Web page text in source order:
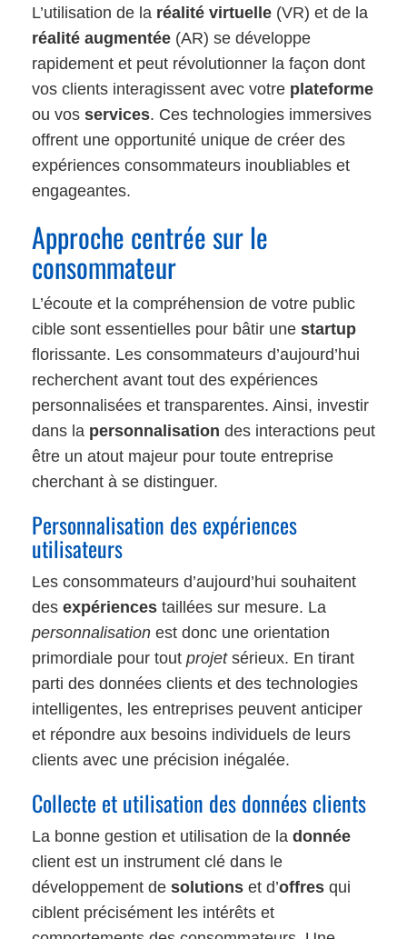
L’utilisation de la réalité virtuelle (VR) et de la
réalité augmentée (AR) se développe
rapidement et peut révolutionner la façon dont
vos clients interagissent avec votre plateforme
ou vos services. Ces technologies immersives
offrent une opportunité unique de créer des
expériences consommateurs inoubliables et
engageantes.
Approche centrée sur le
consommateur
L’écoute et la compréhension de votre public
cible sont essentielles pour bâtir une startup
florissante. Les consommateurs d’aujourd’hui
recherchent avant tout des expériences
personnalisées et transparentes. Ainsi, investir
dans la personnalisation des interactions peut
être un atout majeur pour toute entreprise
cherchant à se distinguer.
Personnalisation des expériences
utilisateurs
Les consommateurs d’aujourd’hui souhaitent
des expériences taillées sur mesure. La
personnalisation est donc une orientation
primordiale pour tout projetsérieux. En tirant
parti des données clients et des technologies
intelligentes, les entreprises peuvent anticiper
et répondre aux besoins individuels de leurs
clients avec une précision inégalée.
Collecte et utilisation des données clients
La bonne gestion et utilisation de la donnée
client est un instrument clé dans le
développement de solutions et d’offres qui
ciblent précisément les intérêts et